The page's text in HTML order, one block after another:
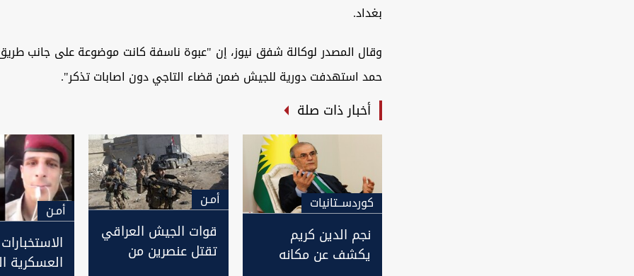
بغداد.
وقال المصدر لوكالة شفق نيوز، إن "عبوة ناسفة كانت موضوعة على جانب
حمد استهدفت دورية للجيش ضمن قضاء التاجي دون اصابات تذكر".
أخبار ذات صلة
كوردســتانيات
نجم الدين كريم
يكشف عن مكانه
أمـن
قوات الجيش العراقي
تقتل عنصرين من
أمـن
الاستخبارات
العسكرية